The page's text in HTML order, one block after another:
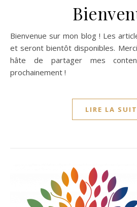
Bienvenue sur mon blog ! Les articles sont en préparation
et seront bientôt disponibles.
hâte de partager mes
prochainement !
LIRE LA